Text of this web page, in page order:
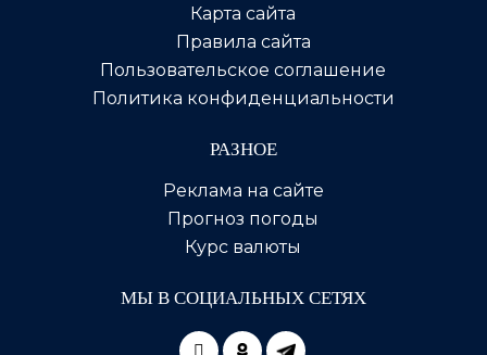
Карта сайта
Правила сайта
Пользовательское соглашение
Политика конфиденциальности
РАЗНОЕ
Реклама на сайте
Прогноз погоды
Курс валюты
МЫ В СОЦИАЛЬНЫХ СЕТЯХ